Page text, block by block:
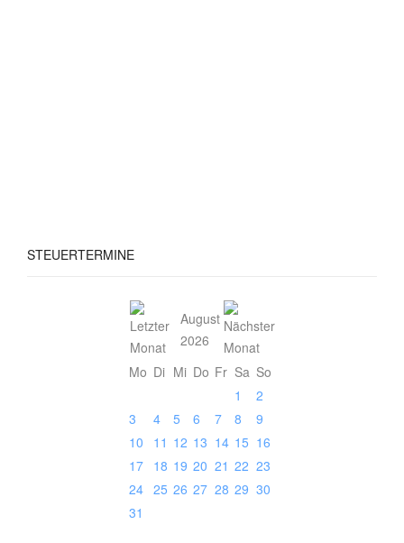
STEUERTERMINE
August
2026
Mo Di Mi Do Fr Sa So
1
2
3
4 5 6 7 8
9
10
11 12 13 14 15 16
17
18 19 20 21 22 23
24 25 26 27 28 29 30
31